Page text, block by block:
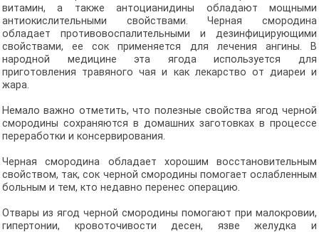
витамин, а также антоцианидины обладают мощными
антиокислительными свойствами. Черная смородина
обладает противовоспалительными и дезинфицирующими
свойствами, ее сок применяется для лечения ангины. В
народной медицине эта ягода используется для
приготовления травяного чая и как лекарство от диареи и
жара.
Немало важно отметить, что полезные свойства ягод черной
смородины сохраняются в домашних заготовках в процессе
переработки и консервирования.
Черная смородина обладает хорошим восстановительным
свойством, так, сок черной смородины помогает ослабленным
больным и тем, кто недавно перенес операцию.
Отвары из ягод черной смородины помогают при малокровии,
гипертонии, кровоточивости десен, язве желудка и